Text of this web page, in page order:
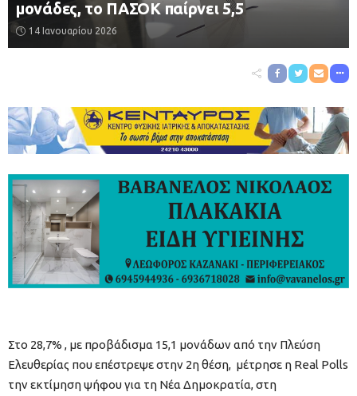
μονάδες, το ΠΑΣΟΚ παίρνει 5,5
14 Ιανουαρίου 2026
Στο 28,7% , με προβάδισμα 15,1 μονάδων από την Πλεύση
Ελευθερίας που επέστρεψε στην 2η θέση, μέτρησε η Real Polls
την εκτίμηση ψήφου για τη Νέα Δημοκρατία, στη